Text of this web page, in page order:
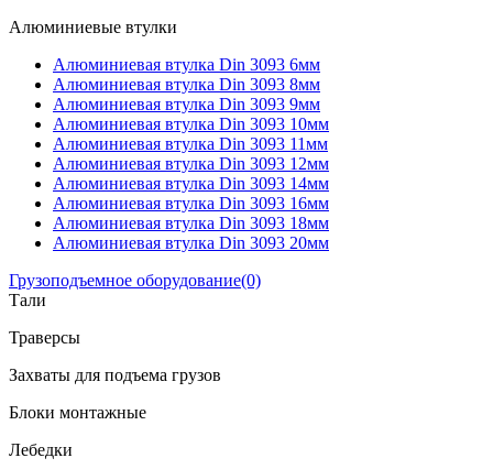
Алюминиевые втулки
Алюминиевая втулка Din 3093 6мм
Алюминиевая втулка Din 3093 8мм
Алюминиевая втулка Din 3093 9мм
Алюминиевая втулка Din 3093 10мм
Алюминиевая втулка Din 3093 11мм
Алюминиевая втулка Din 3093 12мм
Алюминиевая втулка Din 3093 14мм
Алюминиевая втулка Din 3093 16мм
Алюминиевая втулка Din 3093 18мм
Алюминиевая втулка Din 3093 20мм
Грузоподъемное оборудование(0)
Тали
Траверсы
Захваты для подъема грузов
Блоки монтажные
Лебедки